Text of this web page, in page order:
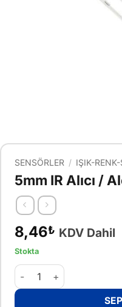
SENSÖRLER / IŞIK-RENK-
5mm IR Alıcı /
8,46₺ KDV Dahil
Stokta
5mm IR Alıcı / Alev